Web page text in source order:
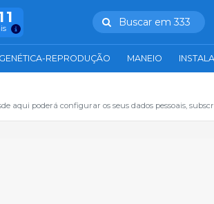
Buscar em 333
GENÉTICA-REPRODUÇÃO MANEIO
aqui poderá configurar os seus dados pessoais,